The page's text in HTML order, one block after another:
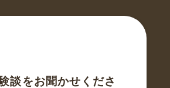
談をお聞かせくださ